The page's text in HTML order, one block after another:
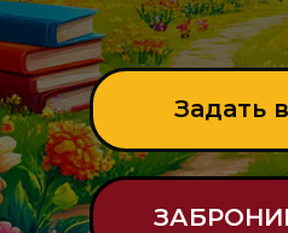
Задать